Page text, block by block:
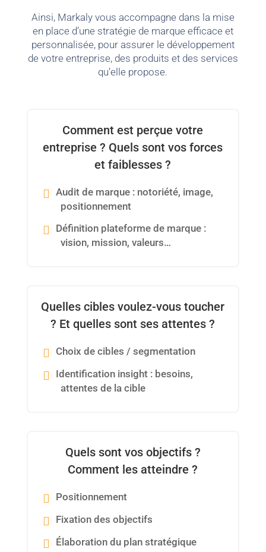
Ainsi, Markaly vous accompagne dans la mise
en place d’une stratégie de marque efficace et
personnalisée, pour assurer le développement
de votre entreprise, des produits et des services
qu’elle propose.
Comment est perçue votre
entreprise ? Quels sont vos forces
et faiblesses ?
Audit de marque : notoriété, image,
positionnement
Définition plateforme de marque :
vision, mission, valeurs…
Quelles cibles voulez-vous toucher
? Et quelles sont ses attentes ?
Choix de cibles / segmentation
Identification insight : besoins,
attentes de la cible
Quels sont vos objectifs ?
Comment les atteindre ?
Positionnement
Fixation des objectifs
Élaboration du plan stratégique